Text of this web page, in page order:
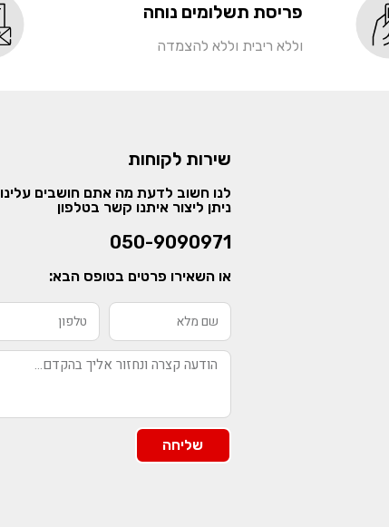
פריסת תשלומים נוחה
וללא ריבית וללא להצמדה
שירות לקוחות
לנו חשוב לדעת מה אתם חושבים עלינו
ניתן ליצור איתנו קשר בטלפון
050-9090971
או השאירו פרטים בטופס הבא:
שליחה